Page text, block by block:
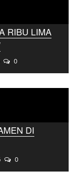
RIBU LIMA
0
DI
0